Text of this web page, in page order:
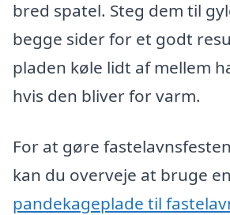
bred spatel. Steg dem til
begge sider for et godt
pladen køle lidt af mellem
hvis den bliver for varm.
For at gøre
kan du overveje at bruge en
pandekageplade til